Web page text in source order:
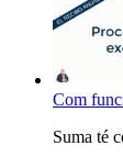
Com
Suma té